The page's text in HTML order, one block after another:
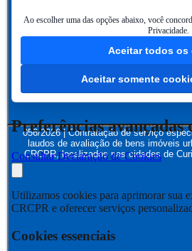
056/2026 | Contratação de serviço
laudos de avaliação de bens imóveis
CRCPR, localizados nas cidades de
Ao escolher uma das opções abaixo, você
Privacidade.
Aceitar todos os
Aceitar somente
Preferências avançadas
Consultar Declaração de Cookies
Utilizamos cookies para aprimorar sua
CRCPR e oferecer serviços
Cookies essenciais